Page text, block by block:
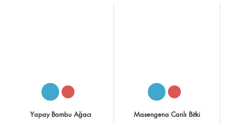
Yapay Bambu Ağacı Masengena Canlı Bitki